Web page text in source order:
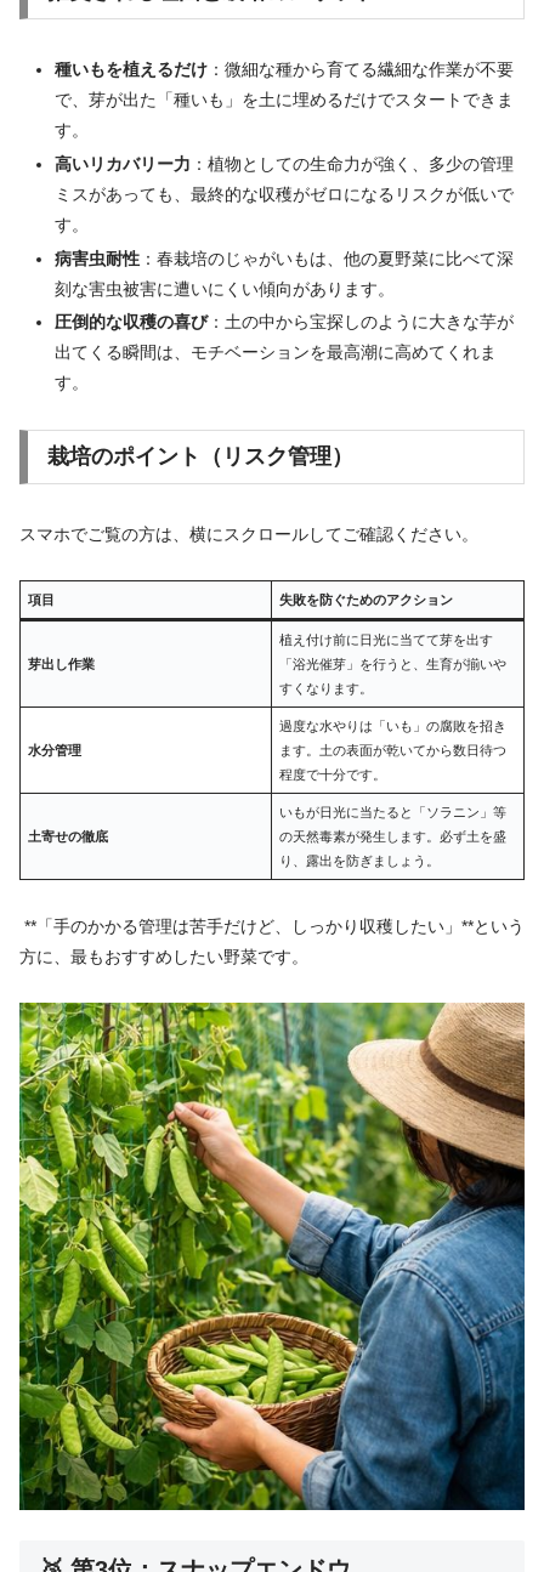
種いもを植えるだけ：微細な種から育てる繊細な作業が不要
で、芽が出た「種いも」を土に埋めるだけでスタートできま
す。
高いリカバリー力 ：植物としての生命力が強く、多少の管理
ミスがあっても、最終的な収穫がゼロになるリスクが低いで
す。
病害虫耐性：春栽培のじゃがいもは、他の夏野菜に比べて深
刻な害虫被害に遭いにくい傾向があります。
圧倒的な収穫の喜び：土の中から宝探しのように大きな芋が
出てくる瞬間は、モチベーションを最高潮に高めてくれま
す。
栽培のポイント（リスク管理）
スマホでご覧の方は、横にスクロールしてご確認ください。
項目 失敗を防ぐためのアクション
芽出し作業
植え付け前に日光に当てて芽を出す
「浴光催芽」を行うと、生育が揃いや
すくなります。
水分管理
過度な水やりは「いも」の腐敗を招き
ます。土の表面が乾いてから数日待つ
程度で十分です。
土寄せの徹底
いもが日光に当たると「ソラニン」等
の天然毒素が発生します。必ず土を盛
り、露出を防ぎましょう。
**「手のかかる管理は苦手だけど、しっかり収穫したい」**という
方に、最もおすすめしたい野菜です。